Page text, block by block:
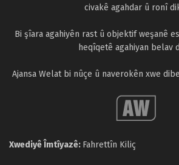
civakê agahdar û ronî
Bi şîara agahiyên rast û objektif weşanê
heqîqetê agahiyan belav
Ajansa Welat bi nûçe û naverokên xwe
Xwediyê Îmtîyazê: Fahrettîn Kiliç